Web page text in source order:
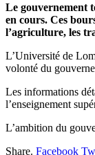
Le gouvernement
en cours. Ces
l’agriculture, les
L’Université de
volonté du
Les informations
l’enseignement
L’ambition du
Share. Facebook